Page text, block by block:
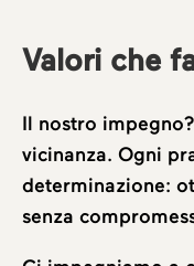
Valori che
Il nostro
vicinanza. Ogni
determinazione:
senza